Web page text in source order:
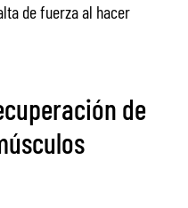
de fuerza al hacer
de